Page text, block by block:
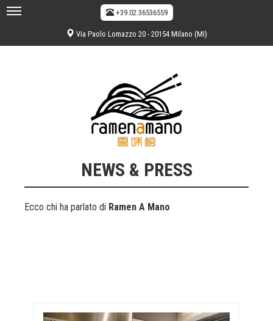
+39.02.36536559
Via Paolo Lomazzo 20 - 20154 Milano (MI)
NEWS & PRESS
Ecco chi ha parlato di Ramen A Mano